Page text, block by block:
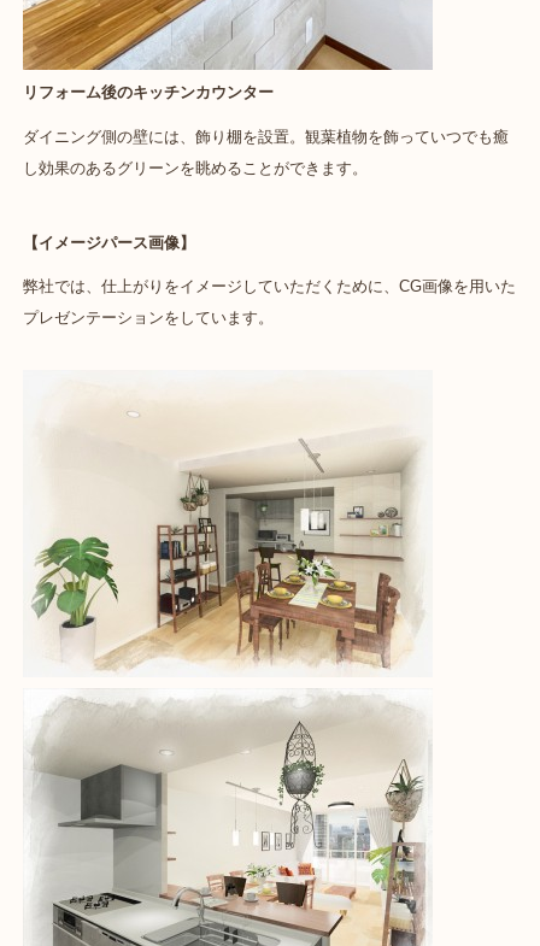
リフォーム後のキッチンカウンター
ダイニング側の壁には、飾り棚を設置。観葉植物を飾っていつでも癒
し効果のあるグリーンを眺めることができます。
【イメージパース画像】
弊社では、仕上がりをイメージしていただくために、CG画像を用いた
プレゼンテーションをしています。